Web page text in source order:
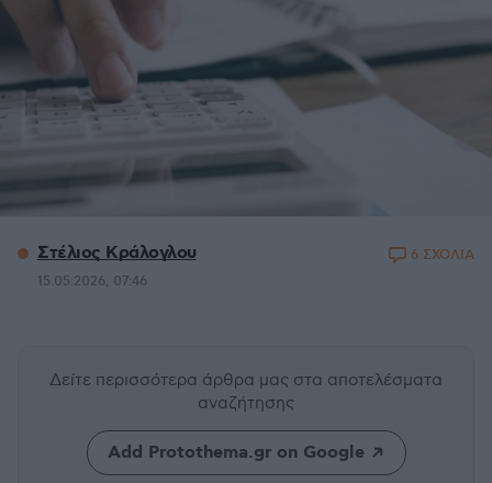
Στέλιος Κράλογλου
15.05.2026, 07:46
6 ΣΧΟΛΙΑ
Δείτε περισσότερα άρθρα μας στα αποτελέσματα
αναζήτησης
Add Protothema.gr on Google